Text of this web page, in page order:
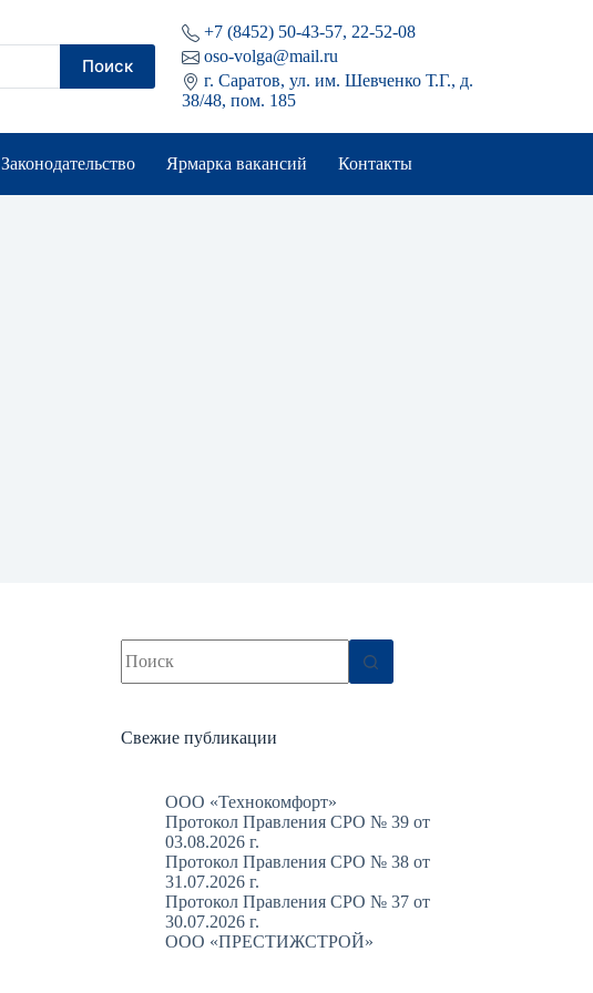
Поиск
+7 (8452) 50-43-57, 22-52-08
oso-volga@mail.ru
г. Саратов, ул. им. Шевченко Т.Г., д.
38/48, пом. 185
Законодательство Ярмарка вакансий Контакты
не
найдено
Свежие публикации
ООО «Технокомфорт»
Протокол Правления СРО № 39 от
03.08.2026 г.
Протокол Правления СРО № 38 от
31.07.2026 г.
Протокол Правления СРО № 37 от
30.07.2026 г.
ООО «ПРЕСТИЖСТРОЙ»